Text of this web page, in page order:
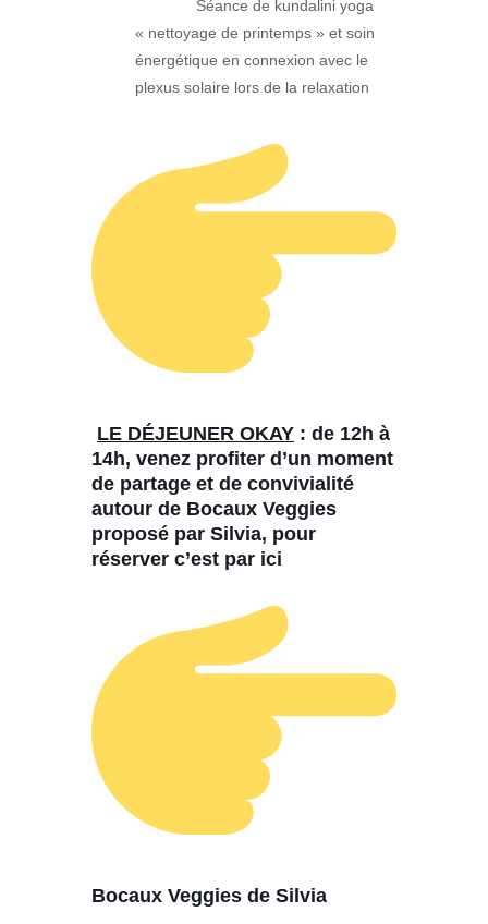
Séance de kundalini yoga
« nettoyage de printemps » et soin
énergétique en connexion avec le
plexus solaire lors de la relaxation
LE DÉJEUNER OKAY : de 12h à
14h, venez profiter d’un moment
de partage et de convivialité
autour de Bocaux Veggies
proposé par Silvia, pour
réserver c’est par ici
Bocaux Veggies de Silvia